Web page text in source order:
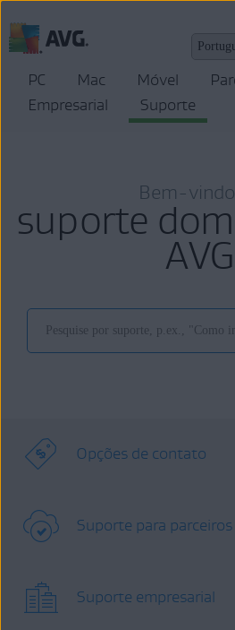
PC Mac Móvel
Empresarial
Suporte
Bem-
suporte
AVG
Opções de contato
Suporte para parceiros
Suporte empresarial